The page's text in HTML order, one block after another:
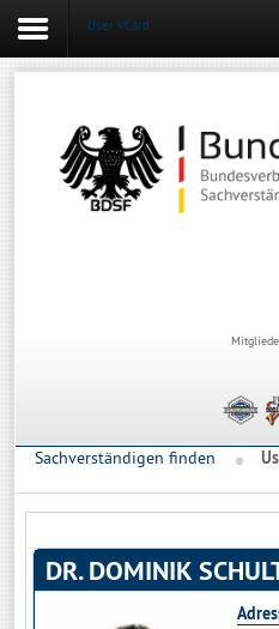
User VCard
Sachverständigen finden
DR. DOMINIK